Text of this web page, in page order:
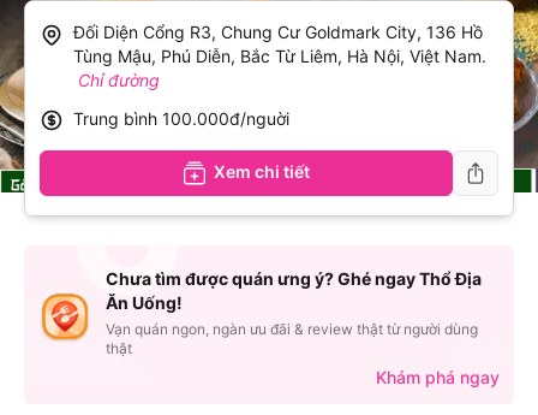
Đối Diện Cổng R3, Chung Cư Goldmark City, 136 Hồ
Tùng Mậu, Phú Diễn, Bắc Từ Liêm, Hà Nội, Việt Nam.
Chỉ đường
Trung bình 100.000đ/nguời
Xem chi tiết
Chưa tìm được quán ưng ý? Ghé ngay Thổ Địa
Ăn Uống!
Vạn quán ngon, ngàn ưu đãi & review thật từ người dùng
thật
Khám phá ngay